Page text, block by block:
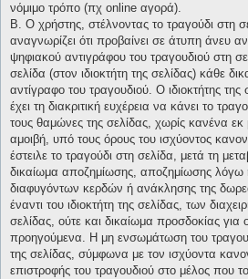
νόμιμο τρόπο (πχ online αγορά).
Β. Ο χρήστης, στέλνοντας το τραγούδι στη
αναγνωρίζει ότι προβαίνει σε άτυπη άνευ
ψηφιακού αντιγράφου του τραγουδιού στη
σελίδα (στον ιδιοκτήτη της σελίδας) κάθε
αντίγραφο του τραγουδιού. Ο ιδιοκτήτης της
έχει τη διακριτική ευχέρεια να κάνει το
τους θαμώνες της σελίδας, χωρίς κανένα
αμοιβή, υπό τους όρους του ισχύοντος
έστειλε το τραγούδι στη σελίδα, μετά τη
δικαίωμα αποζημίωσης, αποζημίωσης λόγω
διαφυγόντων κερδών ή ανάκλησης της
έναντι του ιδιοκτήτη της σελίδας, των
σελίδας, ούτε και δικαίωμα προσδοκίας
προηγούμενα. Η μη ενσωμάτωση του
της σελίδας, σύμφωνα με τον ισχύοντα
επιστροφής του τραγουδιού στο μέλος που